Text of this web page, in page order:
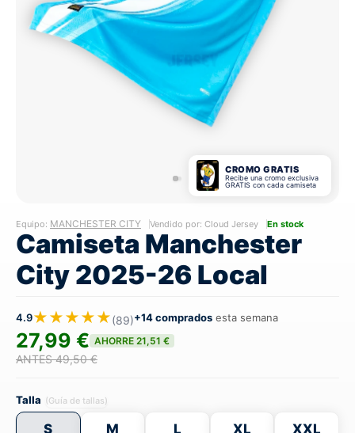
CROMO GRATIS
Recibe una cromo exclusiva
GRATIS con cada camiseta
Equipo: MANCHESTER CITY Vendido por: Cloud Jersey En stock
Camiseta Manchester
City 2025-26 Local
4.9★★★★★(89)+14 comprados esta semana
27,99 € AHORRE 21,51 €
ANTES 49,50 €
Talla (Guía de tallas)
S M L XL XXL